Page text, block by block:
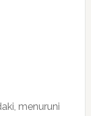
menuruni